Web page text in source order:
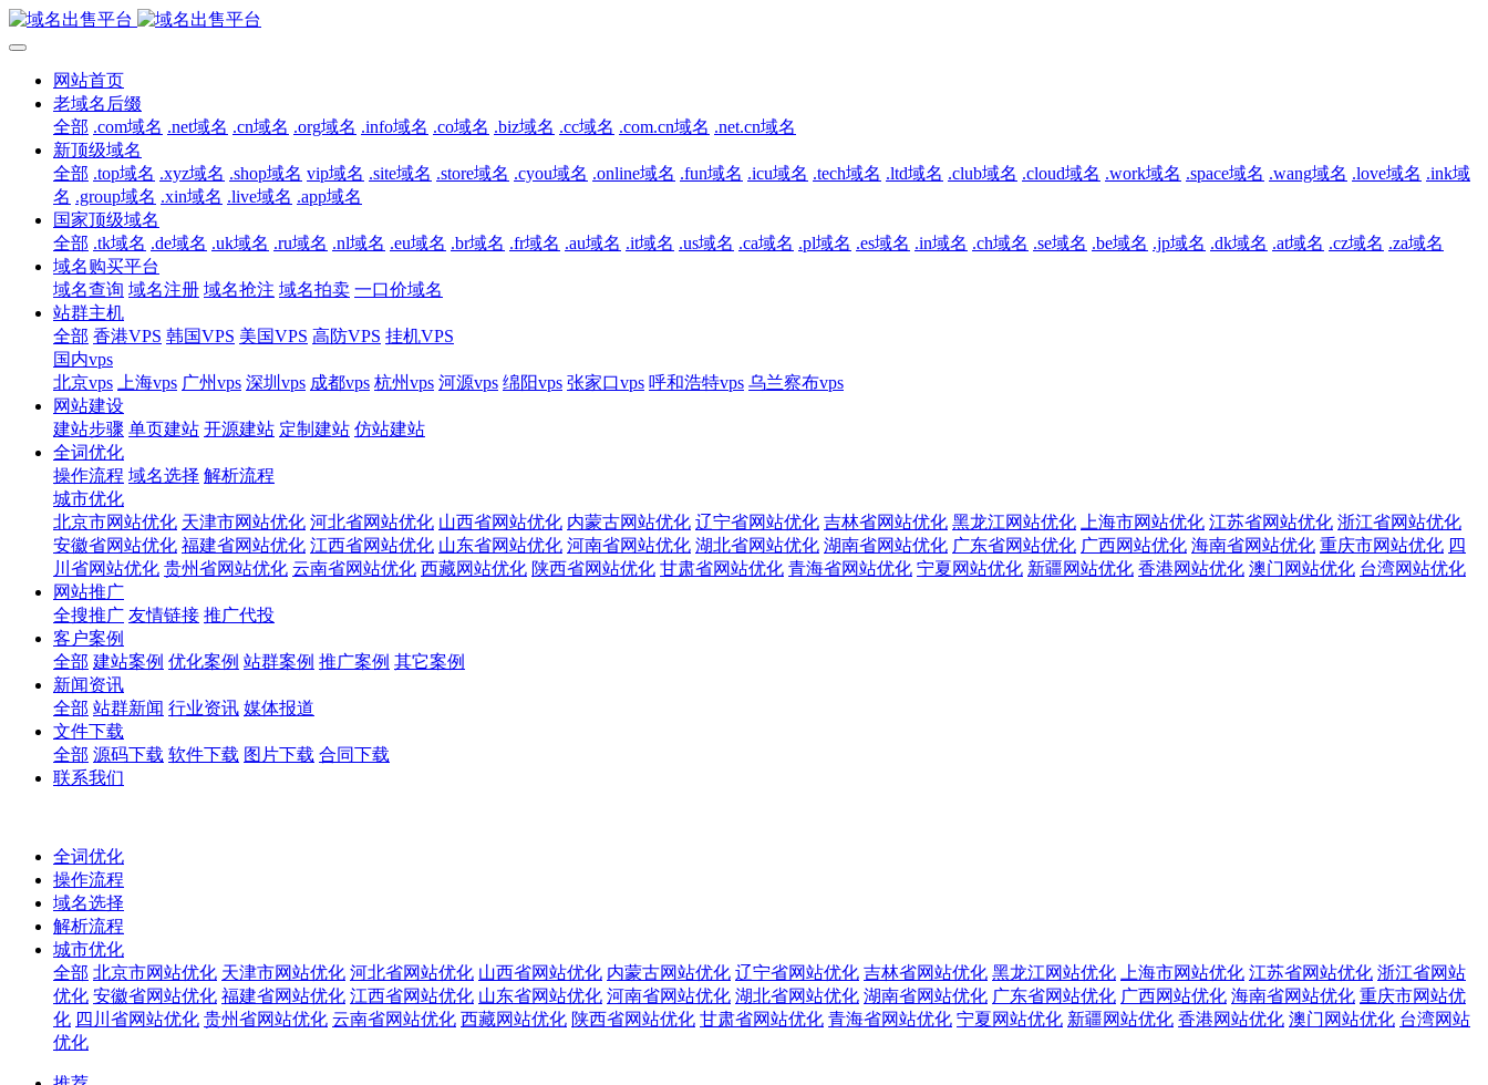
网站首页
老域名后缀
全部 .com域名 .net域名 .cn域名 .org域名 .info域名 .co域名 .biz域名 .cc域名 .com.cn域名 .net.cn域名
新顶级域名
全部 .top域名 .xyz域名 .shop域名 vip域名 .site域名 .store域名 .cyou域名 .online域名 .fun域名 .icu域名 .tech域名 .ltd域名 .club域名 .cloud域名 .work域名 .space域名 .wang域名 .love域名 .ink域
名 .group域名 .xin域名 .live域名 .app域名
国家顶级域名
全部 .tk域名 .de域名 .uk域名 .ru域名 .nl域名 .eu域名 .br域名 .fr域名 .au域名 .it域名 .us域名 .ca域名 .pl域名 .es域名 .in域名 .ch域名 .se域名 .be域名 .jp域名 .dk域名 .at域名 .cz域名 .za域名
域名购买平台
域名查询 域名注册 域名抢注 域名拍卖 一口价域名
站群主机
全部 香港VPS 韩国VPS 美国VPS 高防VPS 挂机VPS
国内vps
北京vps
上海vps 广州vps 深圳vps 成都vps 杭州vps 河源vps 绵阳vps 张家口vps 呼和浩特vps 乌兰察布vps
网站建设
建站步骤 单页建站 开源建站 定制建站 仿站建站
全词优化
操作流程 域名选择 解析流程
城市优化
北京市网站优化 天津市网站优化 河北省网站优化 山西省网站优化 内蒙古网站优化 辽宁省网站优化 吉林省网站优化 黑龙江网站优化 上海市网站优化 江苏省网站优化 浙江省网站优化
安徽省网站优化 福建省网站优化 江西省网站优化 山东省网站优化 河南省网站优化 湖北省网站优化 湖南省网站优化 广东省网站优化 广西网站优化 海南省网站优化 重庆市网站优化 四
川省网站优化 贵州省网站优化 云南省网站优化 西藏网站优化 陕西省网站优化 甘肃省网站优化 青海省网站优化 宁夏网站优化 新疆网站优化 香港网站优化 澳门网站优化 台湾网站优化
网站推广
全搜推广 友情链接 推广代投
客户案例
全部 建站案例 优化案例 站群案例 推广案例 其它案例
新闻资讯
全部 站群新闻 行业资讯 媒体报道
文件下载
全部 源码下载 软件下载 图片下载 合同下载
联系我们
全词优化
操作流程
域名选择
解析流程
城市优化
全部 北京市网站优化 天津市网站优化 河北省网站优化 山西省网站优化 内蒙古网站优化 辽宁省网站优化 吉林省网站优化 黑龙江网站优化 上海市网站优化 江苏省网站优化 浙江省网站
优化 安徽省网站优化 福建省网站优化 江西省网站优化 山东省网站优化 河南省网站优化 湖北省网站优化 湖南省网站优化 广东省网站优化 广西网站优化 海南省网站优化 重庆市网站优
化 四川省网站优化 贵州省网站优化 云南省网站优化 西藏网站优化 陕西省网站优化 甘肃省网站优化 青海省网站优化 宁夏网站优化 新疆网站优化 香港网站优化 澳门网站优化 台湾网站
优化